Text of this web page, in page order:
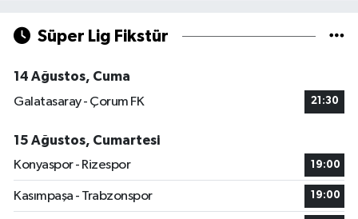
Süper Lig Fikstür
14 Ağustos, Cuma
Galatasaray - Çorum FK
21:30
15 Ağustos, Cumartesi
Konyaspor - Rizespor
19:00
Kasımpaşa - Trabzonspor 19:00